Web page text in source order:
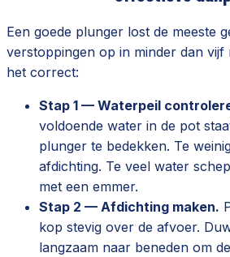
Een goede plunger lost de meeste
verstoppingen op in minder dan
het correct:
Stap 1 — Waterpeil
voldoende water in de pot
plunger te bedekken. Te
afdichting. Te veel water
met een emmer.
Stap 2 — Afdichting maken.
kop stevig over de afvoer.
langzaam naar beneden om